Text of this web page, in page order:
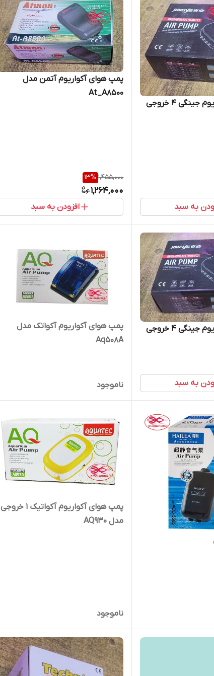
پمپ هوای آکواریوم جینگی 4 خروجی
به سبد
پمپ هوای آکواریوم آتمن مدل
At_A8500
1,455,000
13%
1,264,000
افزودن به سبد
پمپ هوای آکواریوم جینگی 4 خروجی
به سبد
پمپ هوای آکواریوم آکواتک مدل
Aq508A
ناموجود
پمپ هوای آکواریوم آکواتیک 1 خروجی
مدل AQ930
ناموجود